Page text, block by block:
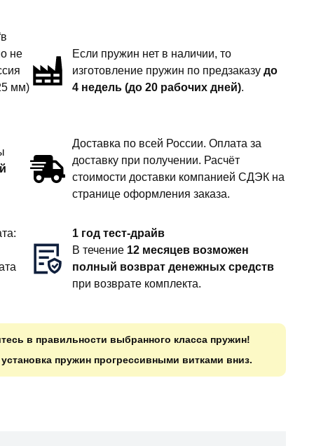
не
мм)
Если пружин нет в наличии, то
изготовление пружин по предзаказудо
4 недель (до 20 рабочих дней).
Доставка по всей России. Оплата за
доставку при получении. Расчёт
стоимости доставки компанией СДЭК на
странице оформления заказа.
1 год тест-драйв
В течение 12 месяцев возможен
полный возврат денежных средств
при возврате комплекта.
в правильности выбранного класса пружин!
пружин прогрессивными витками вниз.